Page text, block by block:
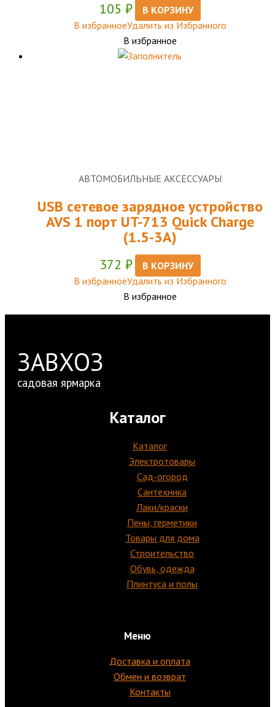
105 ₽
В КОРЗИНУ
В избранноеУдалить из Избранного
В избранное
АВТОМОБИЛЬНЫЕ АКСЕССУАРЫ
USB сетевое зарядное устройство
AVS 1 порт UT-713 Quick Charge
(1.5-3А)
372 ₽
В КОРЗИНУ
В избранноеУдалить из Избранного
В избранное
ЗАВХОЗ
садовая ярмарка
Каталог
Каталог
Электротовары
Сад-огород
Сантехника
Лаки/краски
Пены, герметики
Товары для дома
Строительство
Обувь, одежда
Плинтуса и полы
Меню
Доставка и оплата
Обмен и возврат
Контакты